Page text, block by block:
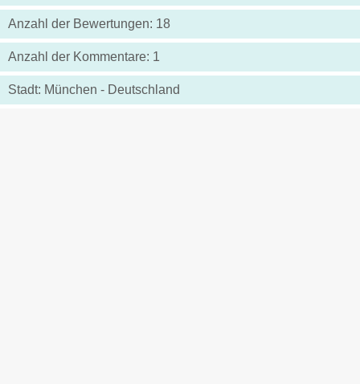
Anzahl der Bewertungen: 18
Anzahl der Kommentare: 1
Stadt: München - Deutschland